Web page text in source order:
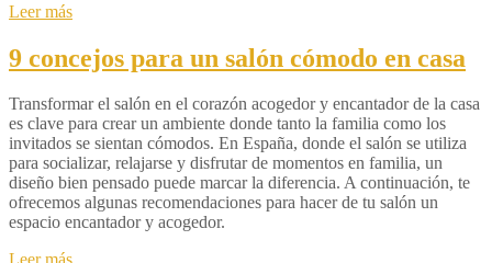
Leer más
9 concejos para un salón cómodo en casa
Transformar el salón en el corazón acogedor y encantador de la casa
es clave para crear un ambiente donde tanto la familia como los
invitados se sientan cómodos. En España, donde el salón se utiliza
para socializar, relajarse y disfrutar de momentos en familia, un
diseño bien pensado puede marcar la diferencia. A continuación, te
ofrecemos algunas recomendaciones para hacer de tu salón un
espacio encantador y acogedor.